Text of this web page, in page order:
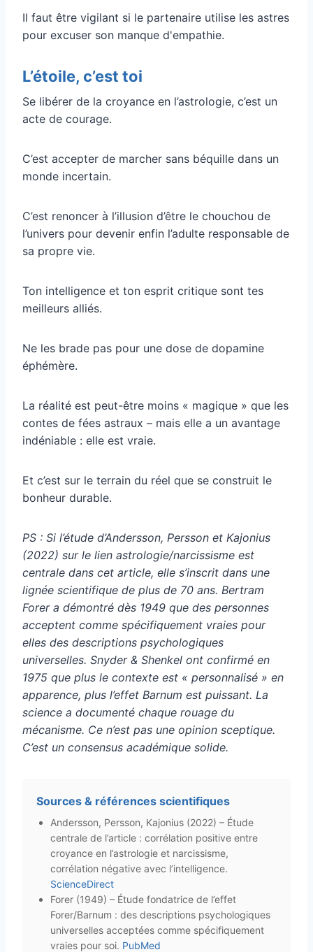
Il faut être vigilant si le partenaire utilise les astres
pour excuser son manque d'empathie.
L’étoile, c’est toi
Se libérer de la croyance en l’astrologie, c’est un
acte de courage.
C’est accepter de marcher sans béquille dans un
monde incertain.
C’est renoncer à l’illusion d’être le chouchou de
l’univers pour devenir enfin l’adulte responsable de
sa propre vie.
Ton intelligence et ton esprit critique sont tes
meilleurs alliés.
Ne les brade pas pour une dose de dopamine
éphémère.
La réalité est peut-être moins « magique » que les
contes de fées astraux – mais elle a un avantage
indéniable : elle est vraie.
Et c’est sur le terrain du réel que se construit le
bonheur durable.
PS : Si l’étude d’Andersson, Persson et Kajonius
(2022) sur le lien astrologie/narcissisme est
centrale dans cet article, elle s’inscrit dans une
lignée scientifique de plus de 70 ans. Bertram
Forer a démontré dès 1949 que des personnes
acceptent comme spécifiquement vraies pour
elles des descriptions psychologiques
universelles. Snyder & Shenkel ont confirmé en
1975 que plus le contexte est « personnalisé » en
apparence, plus l’effet Barnum est puissant. La
science a documenté chaque rouage du
mécanisme. Ce n’est pas une opinion sceptique.
C’est un consensus académique solide.
Sources & références scientifiques
Andersson, Persson, Kajonius (2022) – Étude
centrale de l’article : corrélation positive entre
croyance en l’astrologie et narcissisme,
corrélation négative avec l’intelligence.
ScienceDirect
Forer (1949) – Étude fondatrice de l’effet
Forer/Barnum : des descriptions psychologiques
universelles acceptées comme spécifiquement
vraies pour soi. PubMed